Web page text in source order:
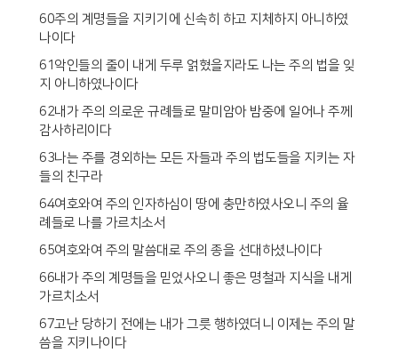
60주의 계명들을 지키기에 신속히 하고 지체하지 아니하였
나이다
61악인들의 줄이 내게 두루 얽혔을지라도 나는 주의 법을 잊
지 아니하였나이다
62내가 주의 의로운 규례들로 말미암아 밤중에 일어나 주께
감사하리이다
63나는 주를 경외하는 모든 자들과 주의 법도들을 지키는 자
들의 친구라
64여호와여 주의 인자하심이 땅에 충만하였사오니 주의 율
례들로 나를 가르치소서
65여호와여 주의 말씀대로 주의 종을 선대하셨나이다
66내가 주의 계명들을 믿었사오니 좋은 명철과 지식을 내게
가르치소서
67고난 당하기 전에는 내가 그릇 행하였더니 이제는 주의 말
씀을 지키나이다